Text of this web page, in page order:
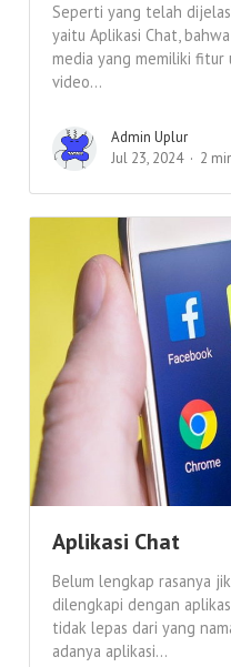
Seperti yang telah
yaitu Aplikasi Chat,
media yang memiliki
video...
Admin Uplur
Jul 23, 2024
2
Aplikasi Chat
Belum lengkap rasanya
dilengkapi dengan
tidak lepas dari yang
adanya aplikasi...